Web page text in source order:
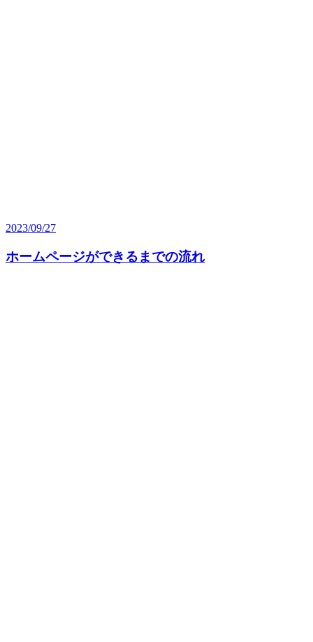
2023/09/27
ホームページができるまでの流れ